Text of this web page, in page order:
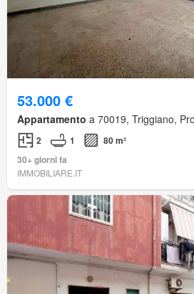
53.000 €
Appartamento a 70019, Triggiano,
2 1
80 m²
30+ giorni fa
IMMOBILIARE.IT